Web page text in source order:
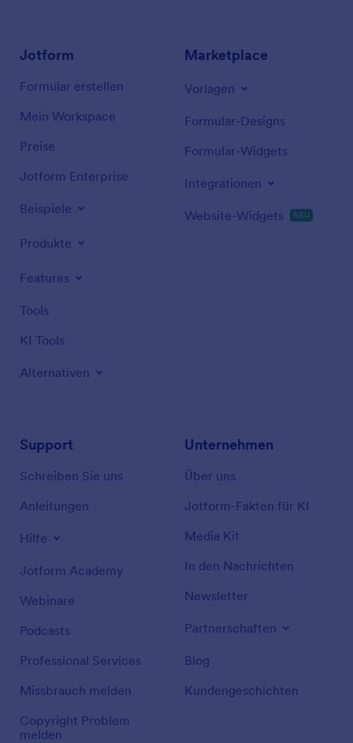
Jotform
Formular erstellen
Mein Workspace
Preise
Jotform Enterprise
Beispiele
Produkte
Features
Tools
KI Tools
Alternativen
Marketplace
Vorlagen
Formular-Designs
Formular-Widgets
Integrationen
Website-Widgets NEU
Support
Schreiben Sie uns
Anleitungen
Hilfe
Jotform Academy
Webinare
Podcasts
Professional Services
Missbrauch melden
Copyright Problem
melden
Unternehmen
Über uns
Jotform-Fakten für KI
Media Kit
In den Nachrichten
Newsletter
Partnerschaften
Blog
Kundengeschichten